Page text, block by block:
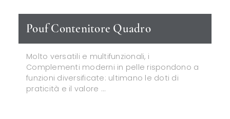
Pouf Contenitore Quadro
Molto versatili e multifunzionali, i
Complementi moderni in pelle rispondono a
funzioni diversificate: ultimano le doti di
praticità e il valore ...